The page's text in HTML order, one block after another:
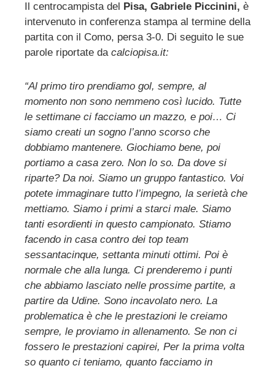
Il centrocampista del Pisa, Gabriele Piccinini, è
intervenuto in conferenza stampa al termine della
partita con il Como, persa 3-0. Di seguito le sue
parole riportate da calciopisa.it:
“Al primo tiro prendiamo gol, sempre, al
momento non sono nemmeno così lucido. Tutte
le settimane ci facciamo un mazzo, e poi… Ci
siamo creati un sogno l’anno scorso che
dobbiamo mantenere. Giochiamo bene, poi
portiamo a casa zero. Non lo so. Da dove si
riparte? Da noi. Siamo un gruppo fantastico. Voi
potete immaginare tutto l’impegno, la serietà che
mettiamo. Siamo i primi a starci male. Siamo
tanti esordienti in questo campionato. Stiamo
facendo in casa contro dei top team
sessantacinque, settanta minuti ottimi. Poi è
normale che alla lunga. Ci prenderemo i punti
che abbiamo lasciato nelle prossime partite, a
partire da Udine. Sono incavolato nero. La
problematica è che le prestazioni le creiamo
sempre, le proviamo in allenamento. Se non ci
fossero le prestazioni capirei, Per la prima volta
so quanto ci teniamo, quanto facciamo in